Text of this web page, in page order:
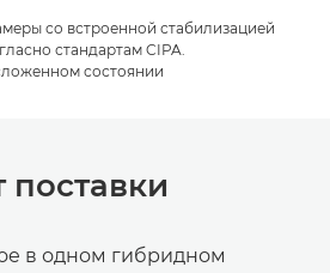
со встроенной стабилизацией
стандартам CIPA.
состоянии
в одном гибридном